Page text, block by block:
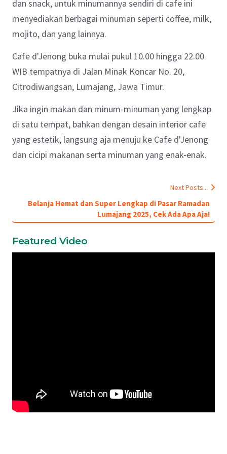
dan snack, untuk minumannya sendiri di cafe ini
menyediakan berbagai minuman seperti coffee, milk,
mojito, dan yang lainnya.
Cafe d'Jenong buka mulai pukul 10.00 hingga 22.00
WIB tempatnya di Jalan Minak Koncar No. 20,
Citrodiwangsan, Lumajang, Jawa Timur.
Jika ingin makan dan minum-minuman yang lengkap
di satu tempat, bahkan dengan desain interior cafe
yang estetik, langsung aja menuju ke Cafe d'Jenong
dan cicipi makanan serta minuman yang enak-enak.
Next Posts...
Belanja Hemat dan Super Lengkap di Pasar Ramadan
Lumajang 2025, Cek Ada Apa Aja!
Featured Video